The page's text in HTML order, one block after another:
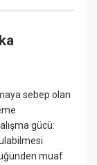
sebep olan
gücü:
muaf